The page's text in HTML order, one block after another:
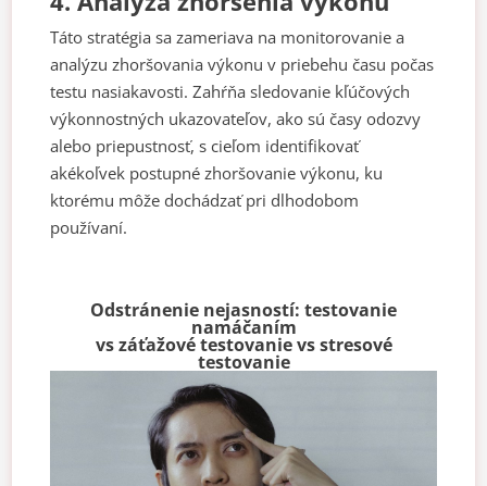
Táto stratégia sa zameriava na monitorovanie a
analýzu zhoršovania výkonu v priebehu času počas
testu nasiakavosti. Zahŕňa sledovanie kľúčových
výkonnostných ukazovateľov, ako sú časy odozvy
alebo priepustnosť, s cieľom identifikovať
akékoľvek postupné zhoršovanie výkonu, ku
ktorému môže dochádzať pri dlhodobom
používaní.
Odstránenie nejasností: testovanie
namáčaním
vs záťažové testovanie vs stresové
testovanie